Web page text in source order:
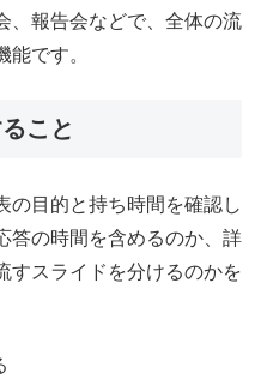
、報告会などで、全体の流
です。
こと
の目的と持ち時間を確認し
答の時間を含めるのか、詳
すスライドを分けるのかを